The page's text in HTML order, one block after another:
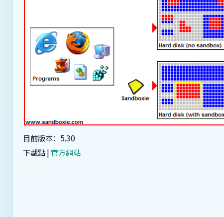
目前版本：5.30
下載點 | 官方網站